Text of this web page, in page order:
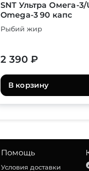
SNT Ультра Омега-
Omega-3 90 капс
Рыбий жир
2 390 ₽
В корзину
Помощь
Условия доставки